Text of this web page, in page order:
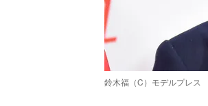
鈴木福（C）モデルプレス